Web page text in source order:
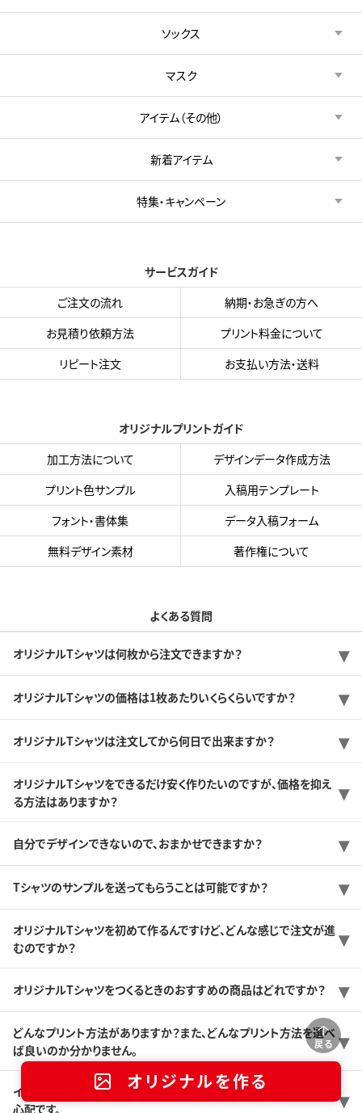
戻る
オリジナルを作る
ソックス
マスク
アイテム（その他）
新着アイテム
特集・キャンペーン
サービスガイド
ご注文の流れ
納期・お急ぎの方へ
お見積り依頼方法
プリント料金について
リピート注文
お支払い方法・送料
オリジナルプリントガイド
加工方法について
デザインデータ作成方法
プリント色サンプル
入稿用テンプレート
フォント・書体集
データ入稿フォーム
無料デザイン素材
著作権について
よくある質問
オリジナルTシャツは何枚から注文できますか？
オリジナルTシャツの価格は1枚あたりいくらくらいですか？
オリジナルTシャツは注文してから何日で出来ますか？
オリジナルTシャツをできるだけ安く作りたいのですが、価格を抑え
る方法はありますか？
自分でデザインできないので、おまかせできますか？
Tシャツのサンプルを送ってもらうことは可能ですか？
オリジナルTシャツを初めて作るんですけど、どんな感じで注文が進
むのですか？
オリジナルTシャツをつくるときのおすすめの商品はどれですか？
どんなプリント方法がありますか？また、どんなプリント方法を選べ
ば良いのか分かりません。
イベント用に数100枚ほど注文したいのですが、納期に間に合うか
心配です。